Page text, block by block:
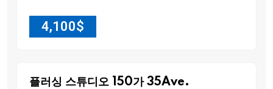
4,100$
플러싱 스튜디오 150가 35Ave.